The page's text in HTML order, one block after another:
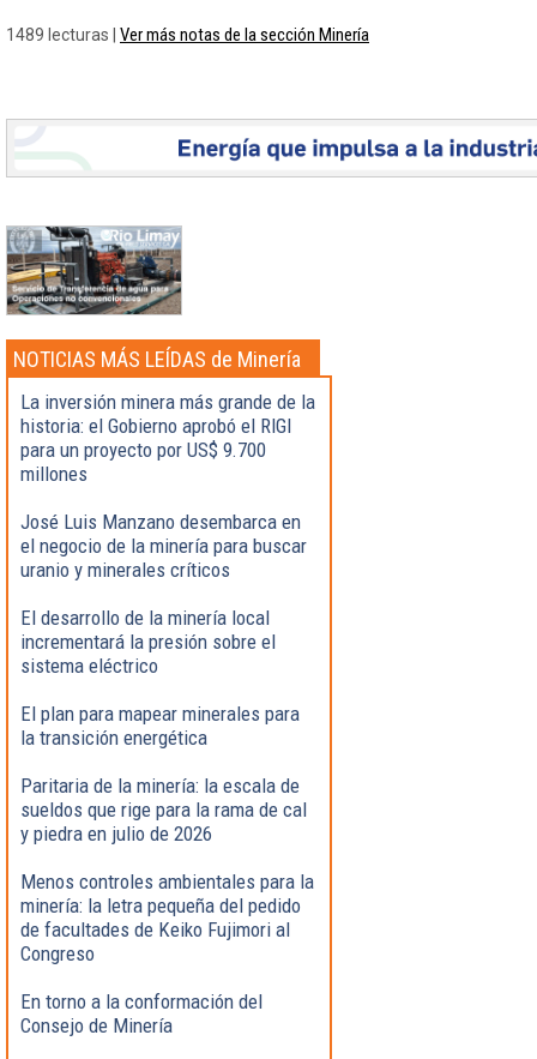
1489 lecturas | Ver más notas de la sección Minería
NOTICIAS MÁS LEÍDAS de Minería
La inversión minera más grande de la
historia: el Gobierno aprobó el RIGI
para un proyecto por US$ 9.700
millones
José Luis Manzano desembarca en
el negocio de la minería para buscar
uranio y minerales críticos
El desarrollo de la minería local
incrementará la presión sobre el
sistema eléctrico
El plan para mapear minerales para
la transición energética
Paritaria de la minería: la escala de
sueldos que rige para la rama de cal
y piedra en julio de 2026
Menos controles ambientales para la
minería: la letra pequeña del pedido
de facultades de Keiko Fujimori al
Congreso
En torno a la conformación del
Consejo de Minería